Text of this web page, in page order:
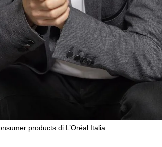
products di L’Oréal Italia